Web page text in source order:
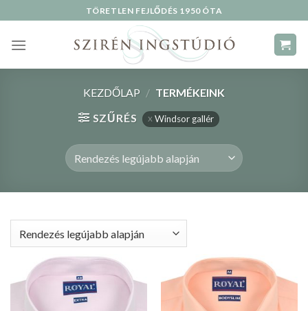
to
content
TÖRETLEN FEJLŐDÉS 1950 ÓTA
KEZDŐLAP / TERMÉKEINK
SZŰRÉS
Windsor gallér